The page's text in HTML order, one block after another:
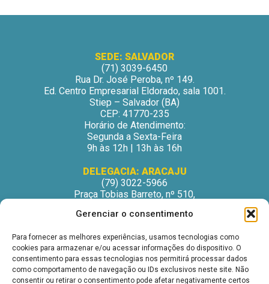
Gerenciar o consentimento
Para fornecer as melhores experiências, usamos tecnologias como
cookies para armazenar e/ou acessar informações do dispositivo. O
consentimento para essas tecnologias nos permitirá processar dados
como comportamento de navegação ou IDs exclusivos neste site. Não
consentir ou retirar o consentimento pode afetar negativamente certos
SEDE: SALVADOR
(71) 3039-6450
Rua Dr. José Peroba, nº 149.
Ed. Centro Empresarial Eldorado, sala 1001.
Stiep – Salvador (BA)
CEP: 41770-235
Horário de Atendimento:
Segunda a Sexta-Feira
9h às 12h | 13h às 16h
DELEGACIA: ARACAJU
(79) 3022-5966
Praça Tobias Barreto, nº 510,
São José – Aracaju/SE
Horário de Atendimento:
Segunda a Sexta-Feira
9h às 12h | 13h às 16h